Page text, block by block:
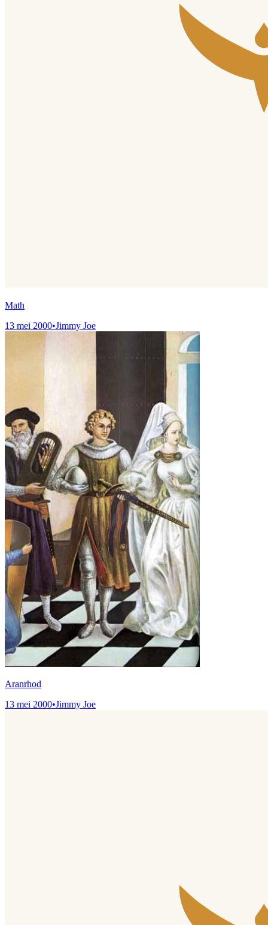
Math
13 mei 2000•Jimmy Joe
Aranrhod
13 mei 2000•Jimmy Joe